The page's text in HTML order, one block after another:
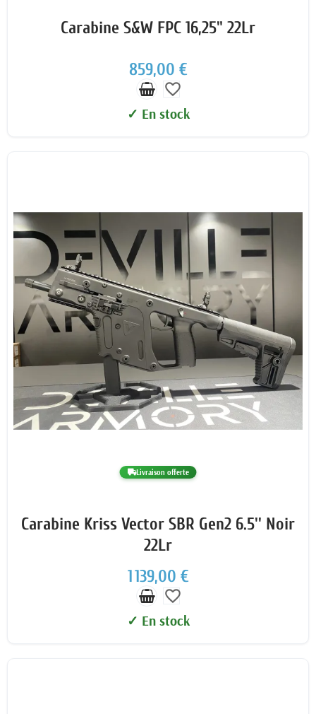
Carabine S&W FPC 16,25" 22Lr
859,00 €
favorite_border
✓ En stock
Livraison offerte
Carabine Kriss Vector SBR Gen2 6.5'' Noir
22Lr
1 139,00 €
favorite_border
✓ En stock